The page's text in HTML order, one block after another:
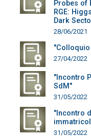
Probes of
RGE:
Dark
28/06/2021
27/04/2022
"Incontro
SdM"
31/05/2022
"Incontro
31/05/2022